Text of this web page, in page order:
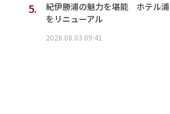
5.
紀伊勝浦の魅力を堪能 ホテル
をリニューアル
2026.08.03 09:41